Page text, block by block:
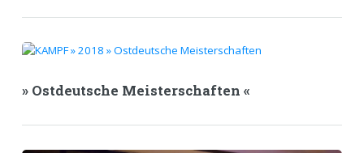
» Ostdeutsche Meisterschaften «